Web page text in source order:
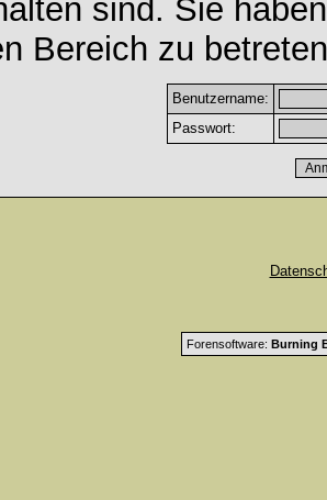
sind. Sie
Bereich zu
Benutzername:
Passwort:
Forensoftware: Burning